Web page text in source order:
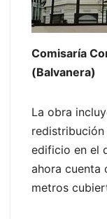
Comisaría
(Balvanera)
La obra
edificio en el
ahora cuenta
metros